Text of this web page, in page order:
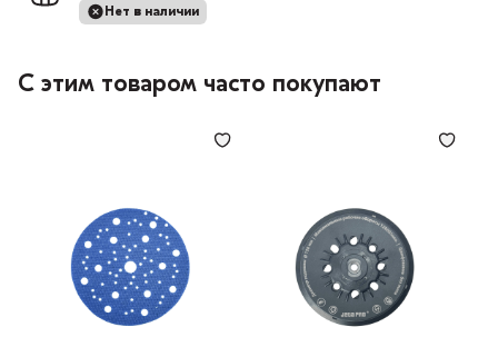
Нет в наличии
С этим товаром часто покупают